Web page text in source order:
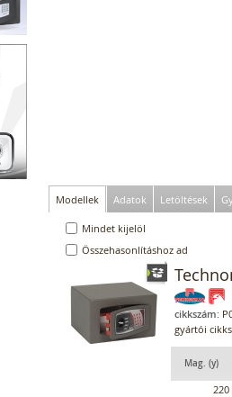
Modellek Adatok Letöltések
Mindet kijelöl
Összehasonlításhoz ad
cikkszám:
gyártói
Mag. (y)
220